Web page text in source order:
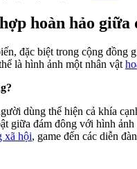
hoàn hảo giữa
đặc biệt trong cộng
là hình ảnh một nhân vật
dùng thể hiện cả khía
giữa đám đông với hình ảnh
xã hội, game đến các diễn